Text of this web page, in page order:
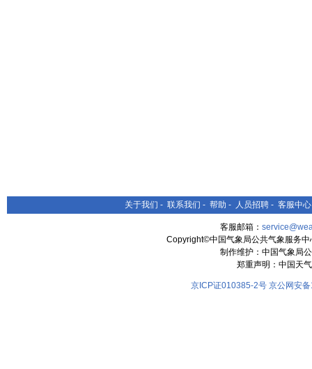
关于我们 - 联系我们 - 帮助 - 人员招聘 - 客服中心
客服邮箱：
Copyright©中国气象局公共气象服务
制作维护：中国气象局
郑重声明：中国天
京ICP证010385-2号 京公网安